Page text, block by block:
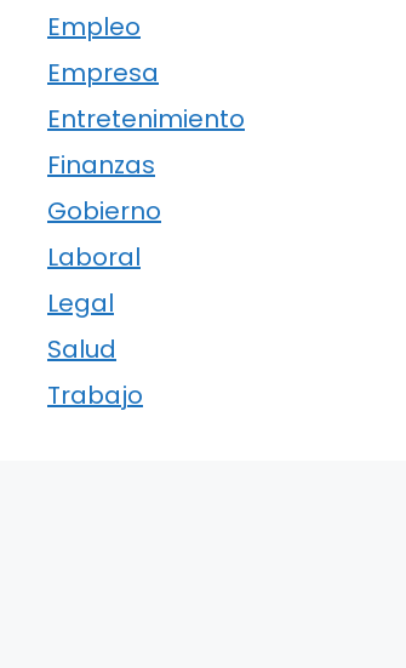
Empleo
Empresa
Entretenimiento
Finanzas
Gobierno
Laboral
Legal
Salud
Trabajo